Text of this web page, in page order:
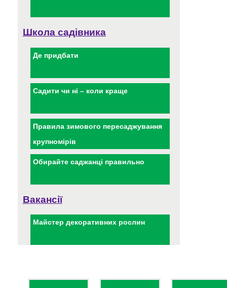
Школа садівника
Де придбати
Садити чи ні – коли краще
Правила зимового пересаджування
крупномірів
Обирайте саджанці правильно
Вакансії
Майстер декоративних рослин